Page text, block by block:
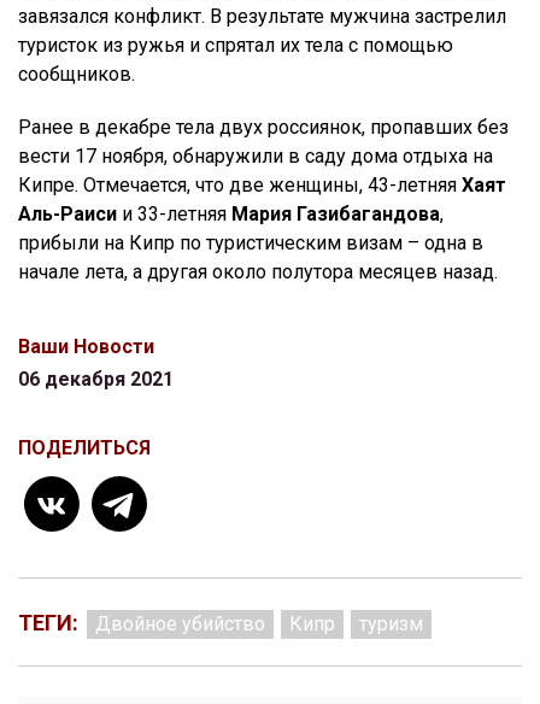
завязался конфликт. В результате мужчина застрелил
туристок из ружья и спрятал их тела с помощью
сообщников.
Ранее в декабре тела двух россиянок, пропавших без
вести 17 ноября, обнаружили в саду дома отдыха на
Кипре. Отмечается, что две женщины, 43-летняя Хаят
Аль-Раиси и 33-летняя Мария Газибагандова,
прибыли на Кипр по туристическим визам – одна в
начале лета, а другая около полутора месяцев назад.
Ваши Новости
06 декабря 2021
ПОДЕЛИТЬСЯ
ТЕГИ: Двойное убийство Кипр туризм